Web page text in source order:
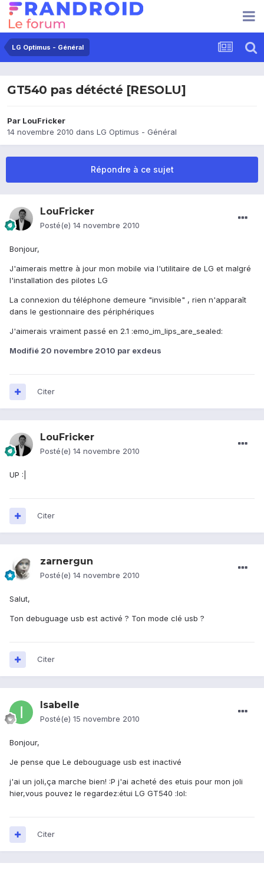
LG Optimus - Général
GT540 pas détécté [RESOLU]
Par LouFricker
14 novembre 2010 dans LG Optimus - Général
Répondre à ce sujet
LouFricker
Posté(e) 14 novembre 2010
Bonjour,
J'aimerais mettre à jour mon mobile via l'utilitaire de LG et malgré
l'installation des pilotes LG
La connexion du téléphone demeure "invisible" , rien n'apparaît
dans le gestionnaire des périphériques
J'aimerais vraiment passé en 2.1 :emo_im_lips_are_sealed:
Modifié 20 novembre 2010 par exdeus
Citer
LouFricker
Posté(e) 14 novembre 2010
UP :|
Citer
zarnergun
Posté(e) 14 novembre 2010
Salut,
Ton debuguage usb est activé ? Ton mode clé usb ?
Citer
Isabelle
Posté(e) 15 novembre 2010
Bonjour,
Je pense que Le debouguage usb est inactivé
j'ai un joli,ça marche bien! :P j'ai acheté des etuis pour mon joli
hier,vous pouvez le regardez:étui LG GT540 :lol:
Citer